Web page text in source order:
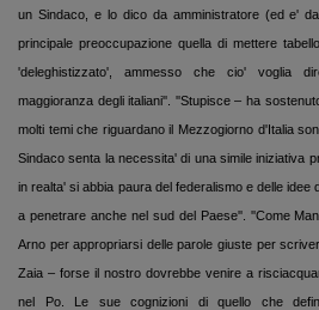
un Sindaco, e lo dico da amministratore (ed e'
principale preoccupazione quella di mettere
'deleghistizzato', ammesso che cio' voglia
maggioranza degli italiani''. ''Stupisce – ha
molti temi che riguardano il Mezzogiorno d'Italia
Sindaco senta la necessita' di una simile iniziativa
in realta' si abbia paura del federalismo e delle idee
a penetrare anche nel sud del Paese''. ''Come
Arno per appropriarsi delle parole giuste per
Zaia – forse il nostro dovrebbe venire a
nel Po. Le sue cognizioni di quello che